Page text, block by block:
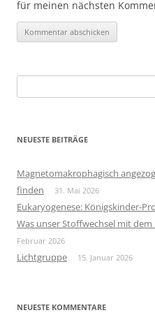
für meinen nächsten
nach:
NEUESTE BEITRÄGE
Magnetomakrophagisch
finden
31. Mai 2026
Eukaryogenese: Königskinder-
Was unser Stoffwechsel mit
Februar 2026
Lichtgruppe 15. Januar 2026
NEUESTE KOMMENTARE